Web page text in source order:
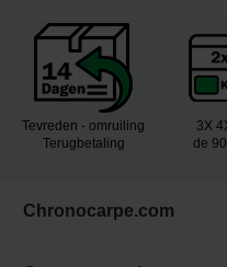
Tevreden - omruiling
Terugbetaling
3X
de
Chronocarpe.com